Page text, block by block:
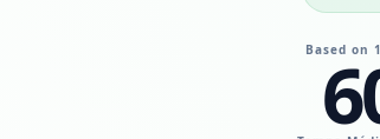
Based on